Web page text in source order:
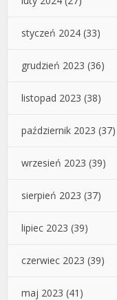
styczeń 2024 (33)
grudzień 2023 (36)
listopad 2023 (38)
październik 2023 (37)
wrzesień 2023 (39)
sierpień 2023 (37)
lipiec 2023 (39)
czerwiec 2023 (39)
maj 2023 (41)